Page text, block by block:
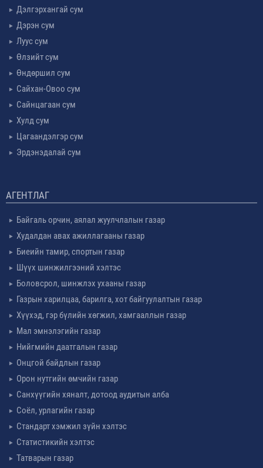
Дэлгэрхангай сум
Дэрэн сум
Луус сум
Өлзийт сум
Өндөршил сум
Сайхан-Овоо сум
Сайнцагаан сум
Хулд сум
Цагаандэлгэр сум
Эрдэнэдалай сум
АГЕНТЛАГ
Байгаль орчин, аялал жуулчлалын газар
Худалдан авах ажиллагааны газар
Биеийн тамир, спортын газар
Шүүх шинжилгээний хэлтэс
Боловсрол, шинжлэх ухааны газар
Газрын харилцаа, барилга, хот байгуулалтын газар
Хүүхэд, гэр бүлийн хөгжил, хамгааллын газар
Мал эмнэлэгийн газар
Нийгмийн даатгалын газар
Онцгой байдлын газар
Орон нутгийн өмчийн газар
Санхүүгийн хяналт, дотоод аудитын алба
Соёл, урлагийн газар
Стандарт хэмжил зүйн хэлтэс
Статистикийн хэлтэс
Татварын газар